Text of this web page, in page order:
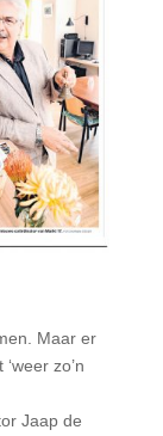
Maar er
zo’n
Jaap de